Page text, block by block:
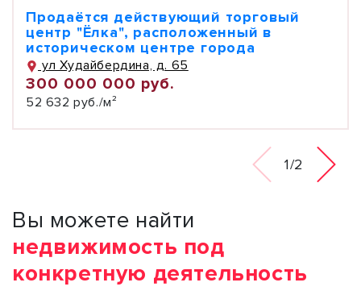
Продаётся действующий торговый
центр "Ёлка", расположенный в
историческом центре города
ул Худайбердина, д. 65
300 000 000 руб.
52 632 руб./м²
1/2
Вы можете найти
недвижимость под
конкретную деятельность